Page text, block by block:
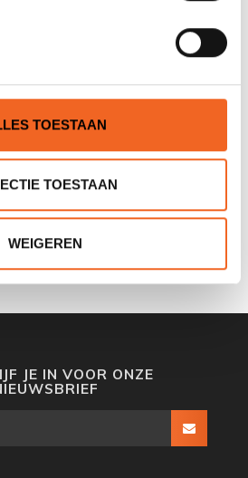
TOESTAAN
TOESTAAN
WEIGEREN
SWEET VISOR, ROCKER
JE IN VOOR ONZE